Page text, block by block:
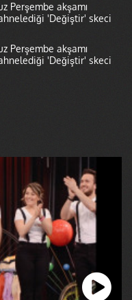
Perşembe akşamı
'Değiştir' skeci
Perşembe akşamı
'Değiştir' skeci